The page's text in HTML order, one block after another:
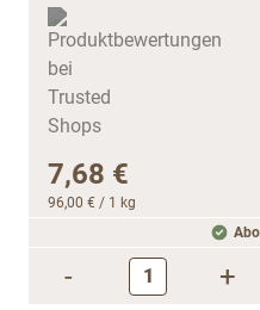
7,68 €
96,00 € / 1 kg
- +